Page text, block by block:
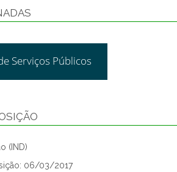
Serviços Públicos
(IND)
06/03/2017